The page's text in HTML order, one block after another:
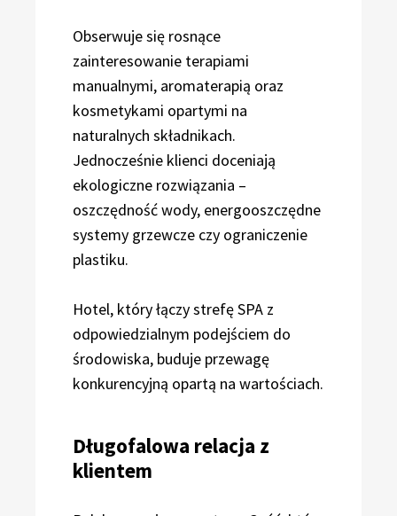
Obserwuje się rosnące
zainteresowanie terapiami
manualnymi, aromaterapią oraz
kosmetykami opartymi na
naturalnych składnikach.
Jednocześnie klienci doceniają
ekologiczne rozwiązania –
oszczędność wody, energooszczędne
systemy grzewcze czy ograniczenie
plastiku.
Hotel, który łączy strefę SPA z
odpowiedzialnym podejściem do
środowiska, buduje przewagę
konkurencyjną opartą na wartościach.
Długofalowa relacja z
klientem